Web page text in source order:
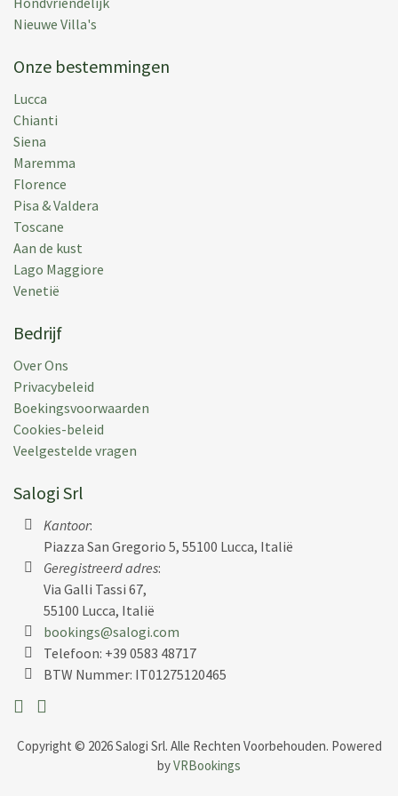
Alexander P. (Manchester,
What a wonderful place to stay with our children and
grandchildren. The house itself, the pool, the view,
everything was superb. Like previous occupance, we
enjoyed ''Il Giardinetto'' and eat there on 3 occasions.
As always Lucca was amazing and never
disappointing. All in all a wonderful week.
Geplaats:
Vakantieperiode:
Bendtsen H.
We really enjoyed a fantastic week in your high-
quality villa in the heart of Tuscany. This is probably
one of the best villa we have ever rented in Europe.
have a few to compare to. Pool was superb, location
10/10, amenities 8/10 ( add large plates for serving
food, lighters/matchy, more knives – both for
cutting and eating, more glasses medium size)
Thank you so much for the opportunities to enjoy
Geplaats:29 aug 2018
Vakantieperiode:09 jun 2018
Evelyn M.(Monaco,Germania)
We had a wonderful stay at Il Grappolo, the house is
Nieuwe Villa's
Onze bestemmingen
Lucca
Chianti
Siena
Maremma
Florence
Pisa & Valdera
Toscane
Aan de kust
Lago Maggiore
Venetië
Bedrijf
Over Ons
Privacybeleid
Boekingsvoorwaarden
Cookies-beleid
Veelgestelde vragen
Salogi Srl
Kantoor:
Piazza San Gregorio 5, 55100 Lucca, Italië
Geregistreerd adres:
Via Galli Tassi 67,
55100 Lucca, Italië
bookings@salogi.com
Telefoon: +39 0583 48717
BTW Nummer: IT01275120465
Copyright © 2026 Salogi Srl. Alle Rechten Voorbehouden. Powered
byVRBookings